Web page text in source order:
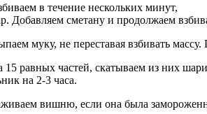
в течение нескольких минут,
Добавляем сметану и продолжаем
муку, не переставая взбивать
15 равных частей, скатываем из них
на 2-3 часа.
вишню, если она была